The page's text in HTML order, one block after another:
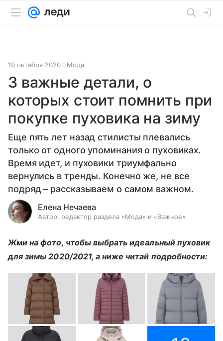
19 октября 2020 Мода
3 важные детали, о
которых стоит помнить при
покупке пуховика на зиму
Еще пять лет назад стилисты плевались
только от одного упоминания о пуховиках.
Время идет, и пуховики триумфально
вернулись в тренды. Конечно же, не все
подряд – рассказываем о самом важном.
Елена Нечаева
Автор, редактор раздела «Мода» и «Важное»
Жми на фото, чтобы выбрать идеальный пуховик
для зимы 2020/2021, а ниже читай подробности: